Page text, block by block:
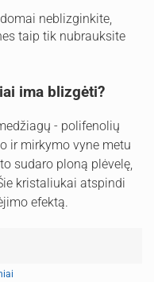
neblizginkite,
taip tik nubrauksite
ima blizgėti?
- polifenolių
ir mirkymo vyne metu
sudaro ploną plėvelę,
kristaliukai atspindi
efektą.